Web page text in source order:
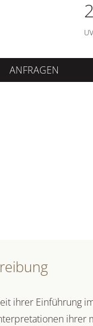
ANFRAGEN
ihrer Einführung
ihrer